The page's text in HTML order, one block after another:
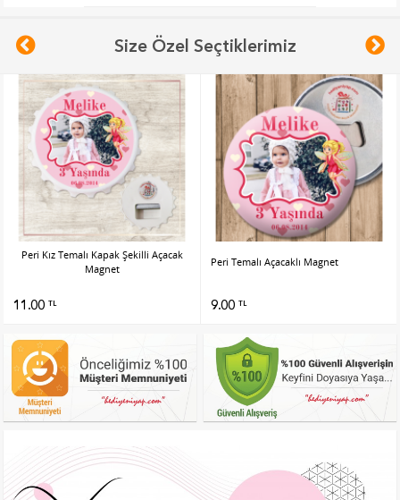
Size Özel Seçtiklerimiz
Peri Kız Temalı Kapak Şekilli Açacak
Magnet
11.00 TL
Peri Temalı Açacaklı Magnet
9.00 TL